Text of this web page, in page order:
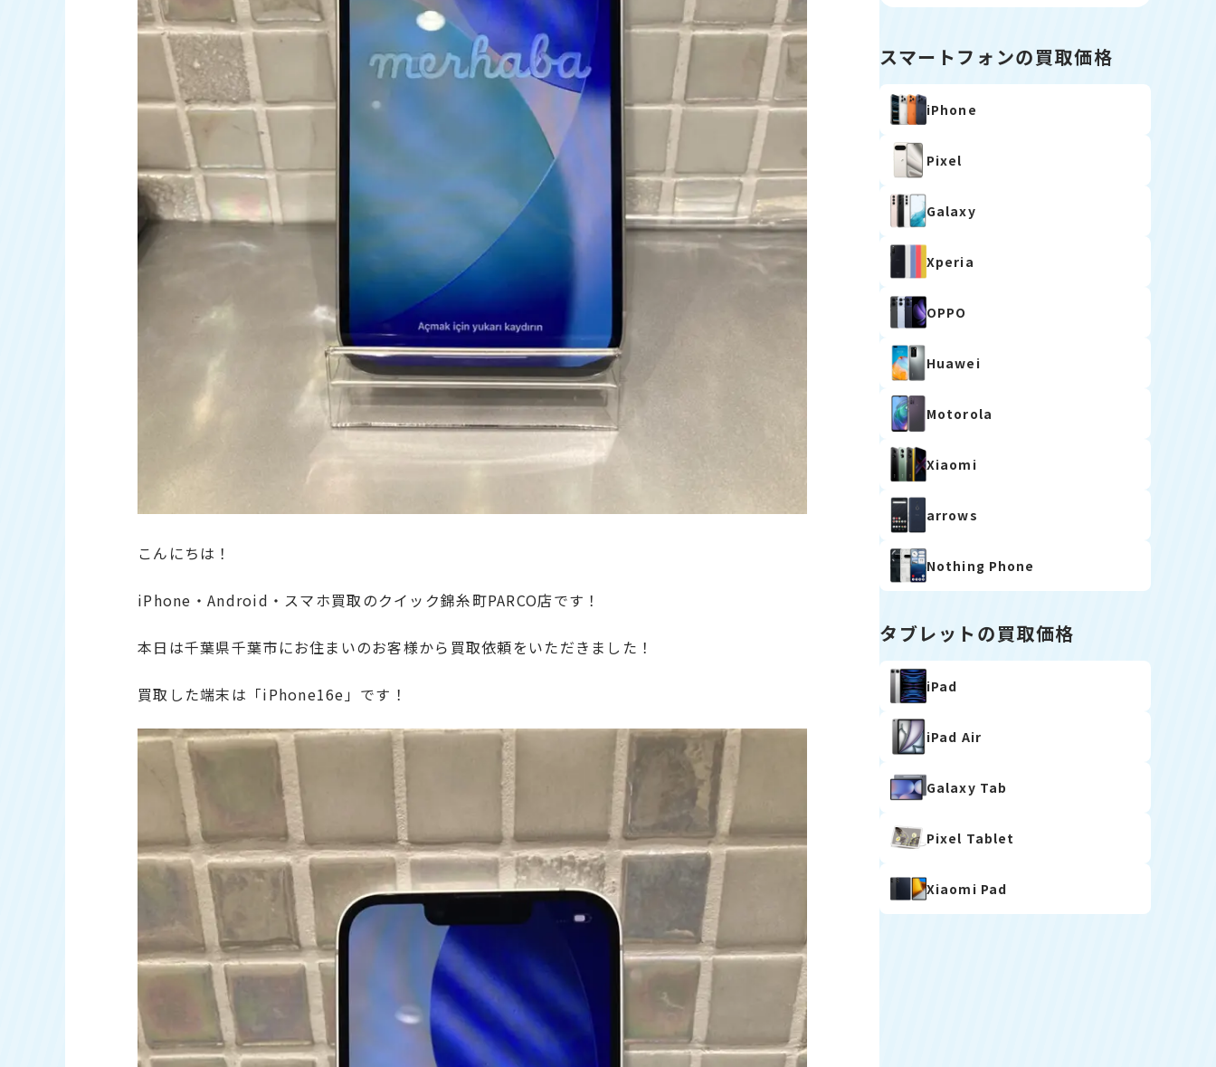
こんにちは！
iPhone・Android・スマホ買取のクイック錦糸町PARCO店です！
本日は千葉県千葉市にお住まいのお客様から買取依頼をいただきました！
買取した端末は「iPhone16e」です！
スマートフォンの買取価格
iPhone
Pixel
Galaxy
Xperia
OPPO
Huawei
Motorola
Xiaomi
arrows
Nothing Phone
タブレットの買取価格
iPad
iPad Air
Galaxy Tab
Pixel Tablet
Xiaomi Pad